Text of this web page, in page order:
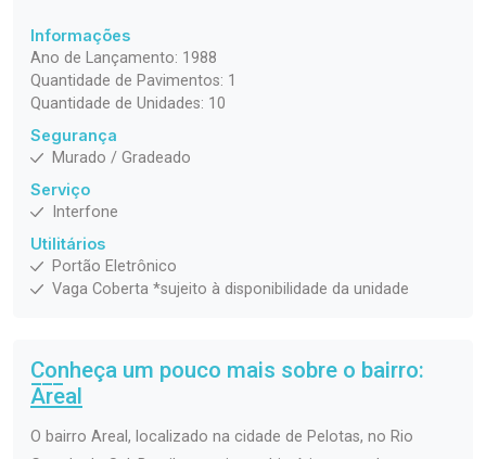
Informações
Ano de Lançamento: 1988
Quantidade de Pavimentos: 1
Quantidade de Unidades: 10
Segurança
Murado / Gradeado
Serviço
Interfone
Utilitários
Portão Eletrônico
Vaga Coberta *sujeito à disponibilidade da unidade
Conheça um pouco mais sobre o bairro:
Areal
O bairro Areal, localizado na cidade de Pelotas, no Rio